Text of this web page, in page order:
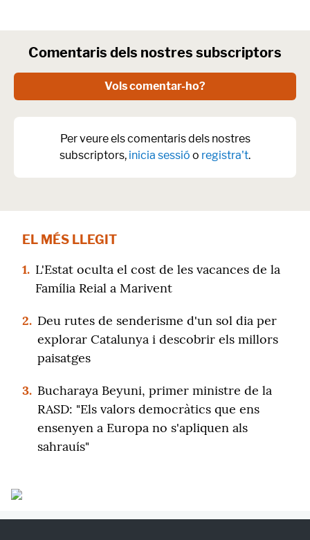
Comentaris dels nostres subscriptors
Vols comentar-ho?
Per veure els comentaris dels nostres
subscriptors, inicia sessió o registra't.
EL MÉS LLEGIT
1. L'Estat oculta el cost de les vacances de la
Família Reial a Marivent
2. Deu rutes de senderisme d'un sol dia per
explorar Catalunya i descobrir els millors
paisatges
3. Bucharaya Beyuni, primer ministre de la
RASD: "Els valors democràtics que ens
ensenyen a Europa no s'apliquen als
sahrauís"